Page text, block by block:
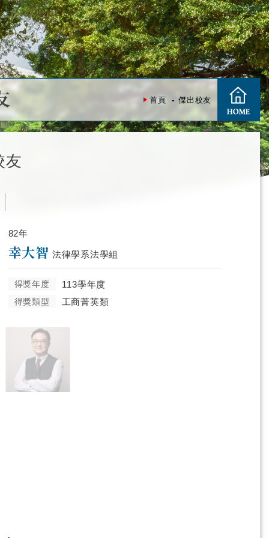
首頁 傑出校友
友
82年
幸大智 法律學系法學組
得獎年度 113學年度
得獎類型 工商菁英類